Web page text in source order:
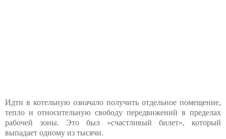
Идти в котельную означало получить отдельное помещение,
тепло и относительную свободу передвижений в пределах
рабочей зоны. Это был «счастливый билет», который
выпадает одному из тысячи.